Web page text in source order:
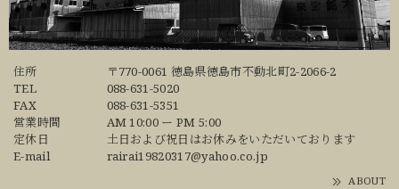
住所
〒770-0061 徳島県徳島市不動北町2-2066-2
TEL
088-631-5020
FAX
088-631-5351
営業時間
AM 10:00 ー PM 5:00
定休日
土日および祝日はお休みをいただいております
E-mail
rairai19820317@yahoo.co.jp
ABOUT